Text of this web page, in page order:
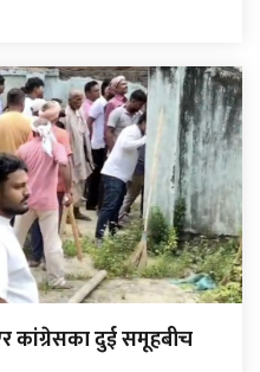
कांग्रेसका दुई समूहबीच